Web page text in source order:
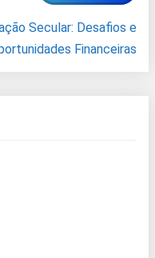
Secular: Desafios e
Financeiras